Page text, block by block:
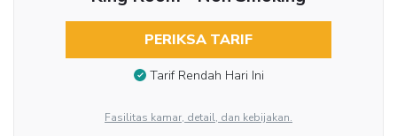
PERIKSA TARIF
Tarif Rendah Hari Ini
Fasilitas kamar, detail, dan kebijakan.